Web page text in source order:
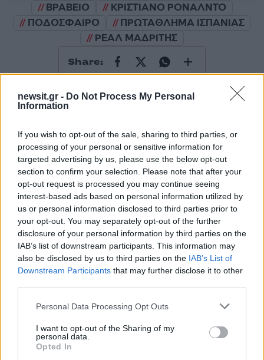
newsit.gr - Do Not Process My Personal
Information
If you wish to opt-out of the sale, sharing to third parties, or
processing of your personal or sensitive information for
targeted advertising by us, please use the below opt-out
section to confirm your selection. Please note that after your
opt-out request is processed you may continue seeing
interest-based ads based on personal information utilized by
us or personal information disclosed to third parties prior to
your opt-out. You may separately opt-out of the further
disclosure of your personal information by third parties on the
IAB’s list of downstream participants. This information may
also be disclosed by us to third parties on the IAB’s List of
Downstream Participants that may further disclose it to other
Please note that this website/app uses one or more Google
not limited to your visit or usage behaviour. You may click to
grant or deny consent to Google and its third-party tags to
use your data for below specified purposes in below Google
Personal Data Processing Opt Outs
I want to opt-out of the Sharing of my
personal data.
Opted In
ΒΡΑΒΕΙΟ
ΚΡΙΣΤΙΑΝΟ ΡΟΝΑΛΝΤΟ
ΠΟΔΟΣΦΑΙΡΟ
ΠΡΩΤΑΘΛΗΜΑ ΙΣΠΑΝΙΑΣ
ΡΕΑΛ ΜΑΔΡΙΤΗΣ
Share:
Ακολουθήστε το Νewsit.gr στοGoogle News
ενημερωθείτε πρώτοι για όλη την ειδησεογραφία και τα
τελευταία νέα
Πιο δημοφιλή
1 Σέρρες: Βίντεο ντοκουμέντο από το
τροχαίο με νεκρούς μητέρα και γιο – Ο
οδηγός του φορτηγού κατέγραψε τη
σύγκρουση
2Έρχεται τριήμερο με 40άρια και ισχυρά
μελτέμια - Οι περιοχές που θα είναι πιο
Στα Χανιά για ολιγοήμερες διακοπές ο
Κυριάκος Μητσοτάκης με την σύζυγό του
Μαρέβα
Marfin: Η 46χρονη πήρε προθεσμία για να
απολογηθεί την Τρίτη – «Είναι αθώα,